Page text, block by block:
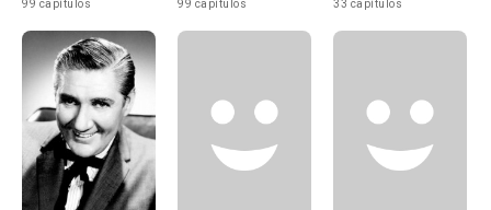
99 capítulos
99 capítulos
33 capítulos